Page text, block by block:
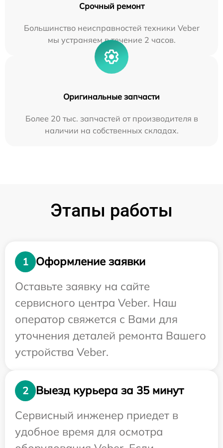
Срочный ремонт
Большинство неисправностей техники Veber
мы устраняем в течение 2 часов.
Оригинальные запчасти
Более 20 тыс. запчастей от производителя в
наличии на собственных складах.
Этапы работы
1
Оформление заявки
Оставьте заявку на сайте
сервисного центра Veber. Наш
оператор свяжется с Вами для
уточнения деталей ремонта Вашего
устройства Veber.
2
Выезд курьера за 35 минут
Сервисный инженер приедет в
удобное время для осмотра